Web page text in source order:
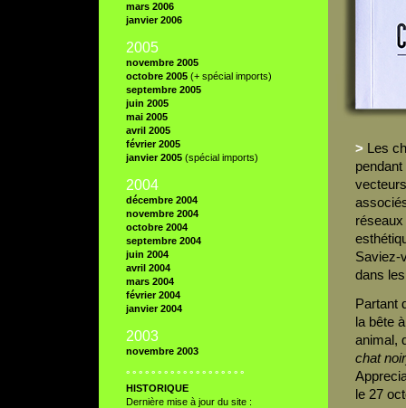
mars 2006
janvier 2006
2005
novembre 2005
octobre 2005(+ spécial imports)
septembre 2005
juin 2005
mai 2005
avril 2005
février 2005
janvier 2005(spécial imports)
2004
décembre 2004
novembre 2004
octobre 2004
septembre 2004
juin 2004
avril 2004
mars 2004
février 2004
janvier 2004
2003
novembre 2003
° ° ° ° ° ° ° ° ° ° ° ° ° ° ° ° ° ° °
HISTORIQUE
Dernière mise à jour du site :
>Les
Saviez-
dans
Partant
la bête
animal,
chat
le 27